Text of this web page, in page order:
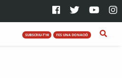
SUBSCRIU-T'HI FES UNA DONACIÓ